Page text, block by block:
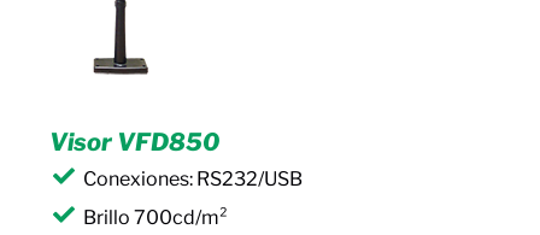
Visor VFD850
Conexiones: RS232/USB
Brillo 700cd/m²